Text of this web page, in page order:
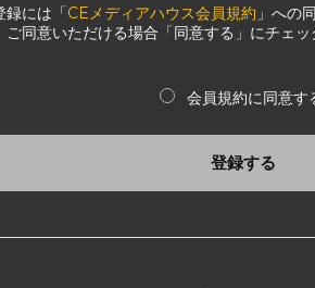
録には「CEメディアハウス会員規約 」への
ご同意いただける場合「同意する」にチェ
会員規約に同意す
登録する